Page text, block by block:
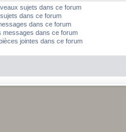
sujets dans ce forum
dans ce forum
dans ce forum
messages dans ce forum
jointes dans ce forum